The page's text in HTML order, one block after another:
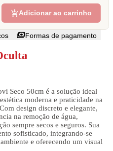
add_shopping_cartAdicionar ao carrinho
paymentsFormas de pagamento
Seco 50cm é a solução ideal
moderna e praticidade na
design discreto e elegante,
na remoção de água,
sempre secos e seguros. Sua
sofisticado, integrando-se
e oferecendo um visual